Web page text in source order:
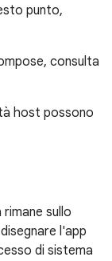
punto,
consulta
host possono
sullo
l'app
di sistema